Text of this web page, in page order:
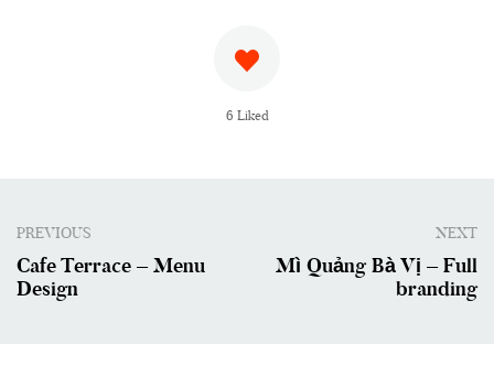
6 Liked
PREVIOUS
Cafe Terrace – Menu
Design
NEXT
Mì Quảng Bà Vị – Full
branding